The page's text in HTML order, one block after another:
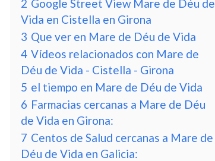
2 Google Street View Mare de Déu de
Vida en Cistella en Girona
3 Que ver en Mare de Déu de Vida
4 Vídeos relacionados con Mare de
Déu de Vida - Cistella - Girona
5 el tiempo en Mare de Déu de Vida
6 Farmacias cercanas a Mare de Déu
de Vida en Girona:
7 Centos de Salud cercanas a Mare de
Déu de Vida en Galicia: